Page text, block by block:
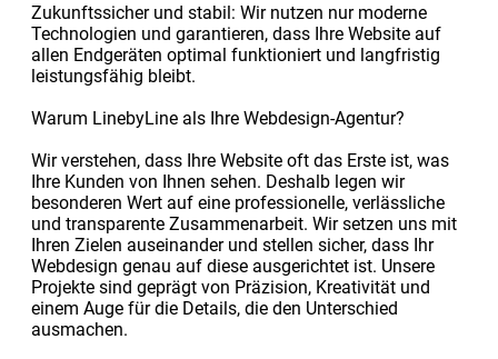
Zukunftssicher und stabil: Wir nutzen nur moderne
Technologien und garantieren, dass Ihre Website auf
allen Endgeräten optimal funktioniert und langfristig
leistungsfähig bleibt.
Warum LinebyLine als Ihre Webdesign-Agentur?
Wir verstehen, dass Ihre Website oft das Erste ist, was
Ihre Kunden von Ihnen sehen. Deshalb legen wir
besonderen Wert auf eine professionelle, verlässliche
und transparente Zusammenarbeit. Wir setzen uns mit
Ihren Zielen auseinander und stellen sicher, dass Ihr
Webdesign genau auf diese ausgerichtet ist. Unsere
Projekte sind geprägt von Präzision, Kreativität und
einem Auge für die Details, die den Unterschied
ausmachen.